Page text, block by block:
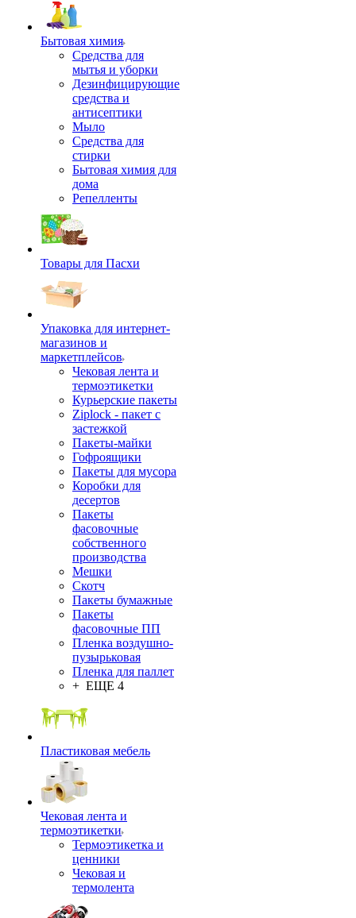
Бытовая химия
Средства для
мытья и уборки
Дезинфицирующие
средства и
антисептики
Мыло
Средства для
стирки
Бытовая химия для
дома
Репелленты
Товары для Пасхи
Упаковка для интернет-
магазинов и
маркетплейсов
Чековая лента и
термоэтикетки
Курьерские пакеты
Ziplock - пакет с
застежкой
Пакеты-майки
Гофроящики
Пакеты для мусора
Коробки для
десертов
Пакеты
фасовочные
собственного
производства
Мешки
Скотч
Пакеты бумажные
Пакеты
фасовочные ПП
Пленка воздушно-
пузырьковая
Пленка для паллет
+ ЕЩЕ 4
Пластиковая мебель
Чековая лента и
термоэтикетки
Термоэтикетка и
ценники
Чековая и
термолента